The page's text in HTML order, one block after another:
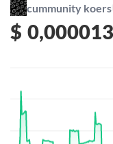
cummunity koers
$